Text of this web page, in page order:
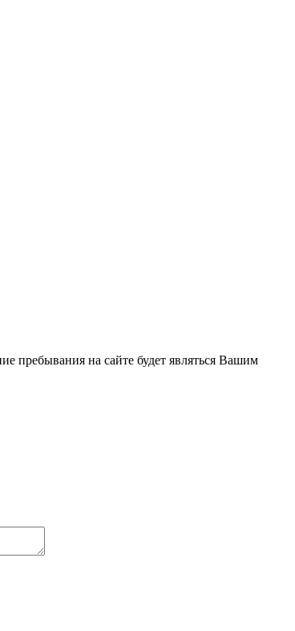
пребывания на сайте будет являться Вашим